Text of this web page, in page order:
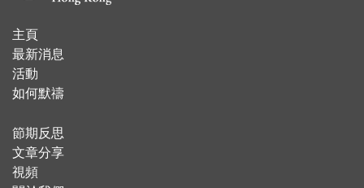
主頁
​最新消息
活動
如何默禱
節期反思
文章分享
視頻